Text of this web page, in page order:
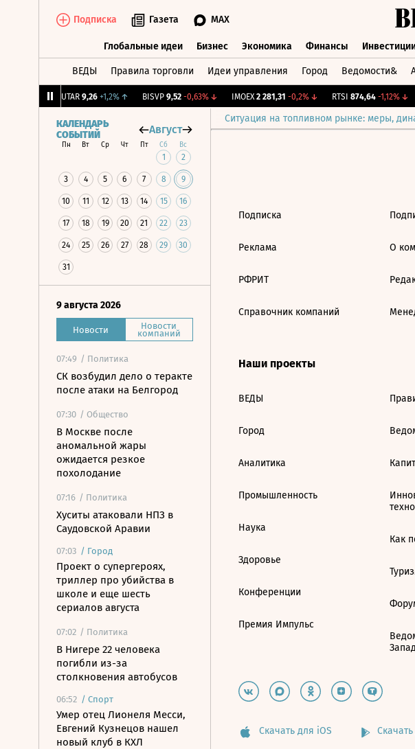
Подписка Газета MAX
Глобальные идеи Бизнес Экономика Финансы
ВЕДЫ Правила торговли Идеи управления Город Ведомости&
UTAR 9,26 +1,2%↑ BISVP 9,52 -0,63%↓ IMOEX 2 281,31 -0,2%↓ RTSI 874,64 -1,12%↓
Ситуация на топливном рынке: меры,
КАЛЕНДАРЬ
СОБЫТИЙ
Август
Пн Вт Ср Чт Пт Сб Вс
1 2
3 4 5 6 7 8 9
10 11 12 13 14 15 16
17 18 19 20 21 22 23
24 25 26 27 28 29 30
31
9 августа 2026
Новости Новости
компаний
07:49 / Политика
СК возбудил дело о теракте
после атаки на Белгород
07:30 / Общество
В Москве после
аномальной жары
ожидается резкое
похолодание
07:16 / Политика
Хуситы атаковали НПЗ в
Саудовской Аравии
07:03 / Город
Проект о супергероях,
триллер про убийства в
школе и еще шесть
сериалов августа
07:02 / Политика
В Нигере 22 человека
погибли из-за
столкновения автобусов
06:52 / Спорт
Умер отец Лионеля Месси,
Евгений Кузнецов нашел
новый клуб в КХЛ
Подписка
Реклама
РФРИТ
Справочник компаний
О
Наши проекты
ВЕДЫ
Город
Аналитика
Промышленность
Наука
Здоровье
Конференции
Премия Импульс
Как
Скачать для iOS